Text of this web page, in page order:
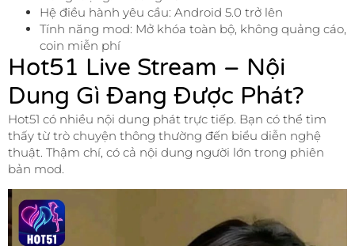
Hệ điều hành yêu cầu: Android 5.0 trở lên
Tính năng mod: Mở khóa toàn bộ, không quảng cáo,
coin miễn phí
Hot51 Live Stream – Nội
Dung Gì Đang Được Phát?
Hot51 có nhiều nội dung phát trực tiếp. Bạn có thể tìm
thấy từ trò chuyện thông thường đến biểu diễn nghệ
thuật. Thậm chí, có cả nội dung người lớn trong phiên
bản mod.